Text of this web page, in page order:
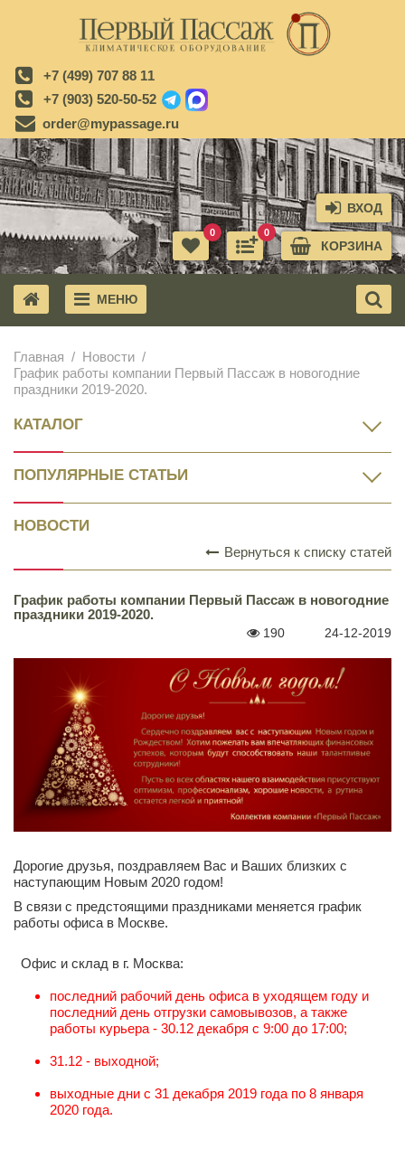
+7 (499) 707 88 11
+7 (903) 520-50-52
order@mypassage.ru
ВХОД
КОРЗИНА
0
0
МЕНЮ
Главная
Новости
График работы компании Первый Пассаж в новогодние
праздники 2019-2020.
КАТАЛОГ
ПОПУЛЯРНЫЕ СТАТЬИ
НОВОСТИ
Вернуться к списку статей
График работы компании Первый Пассаж в новогодние
праздники 2019-2020.
190 24-12-2019
Дорогие друзья, поздравляем Вас и Ваших близких с
наступающим Новым 2020 годом!
В связи с предстоящими праздниками меняется график
работы офиса в Москве.
Офис и склад в г. Москва:
последний рабочий день офиса в уходящем году и
последний день отгрузки самовывозов, а также
работы курьера - 30.12 декабря с 9:00 до 17:00;
31.12 - выходной;
выходные дни с 31 декабря 2019 года по 8 января
2020 года.